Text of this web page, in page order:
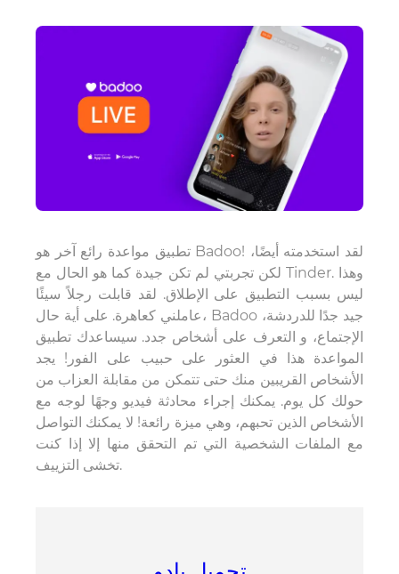
تطبيق مواعدة رائع آخر هو Badoo! لقد استخدمته أيضًا،
لكن تجربتي لم تكن جيدة كما هو الحال مع Tinder. وهذا
ليس بسبب التطبيق على الإطلاق. لقد قابلت رجلاً سيئًا
عاملني كعاهرة. على أية حال، Badoo جيد جدًا للدردشة،
الإجتماع، و التعرف على أشخاص جدد. سيساعدك تطبيق
المواعدة هذا في العثور على حبيب على الفور! يجد
الأشخاص القريبين منك حتى تتمكن من مقابلة العزاب من
حولك كل يوم. يمكنك إجراء محادثة فيديو وجهًا لوجه مع
الأشخاص الذين تحبهم، وهي ميزة رائعة! لا يمكنك التواصل
مع الملفات الشخصية التي تم التحقق منها إلا إذا كنت
تخشى التزييف.